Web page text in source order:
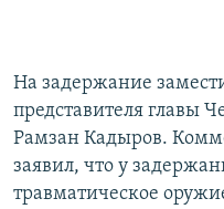
На задержание
представителя главы
Рамзан Кадыров.
заявил, что у
травматическое